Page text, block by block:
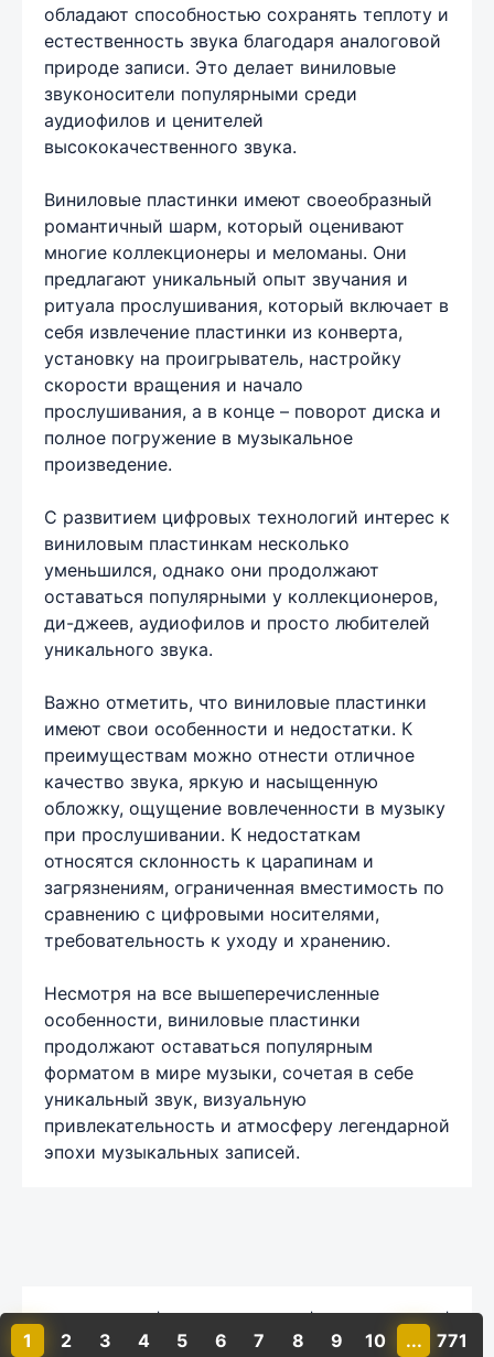
1 2 3 4 5 6 7 8 9 10 ... 771
обладают способностью сохранять теплоту и
естественность звука благодаря аналоговой
природе записи. Это делает виниловые
звуконосители популярными среди
аудиофилов и ценителей
высококачественного звука.
Виниловые пластинки имеют своеобразный
романтичный шарм, который оценивают
многие коллекционеры и меломаны. Они
предлагают уникальный опыт звучания и
ритуала прослушивания, который включает в
себя извлечение пластинки из конверта,
установку на проигрыватель, настройку
скорости вращения и начало
прослушивания, а в конце – поворот диска и
полное погружение в музыкальное
произведение.
С развитием цифровых технологий интерес к
виниловым пластинкам несколько
уменьшился, однако они продолжают
оставаться популярными у коллекционеров,
ди-джеев, аудиофилов и просто любителей
уникального звука.
Важно отметить, что виниловые пластинки
имеют свои особенности и недостатки. К
преимуществам можно отнести отличное
качество звука, яркую и насыщенную
обложку, ощущение вовлеченности в музыку
при прослушивании. К недостаткам
относятся склонность к царапинам и
загрязнениям, ограниченная вместимость по
сравнению с цифровыми носителями,
требовательность к уходу и хранению.
Несмотря на все вышеперечисленные
особенности, виниловые пластинки
продолжают оставаться популярным
форматом в мире музыки, сочетая в себе
уникальный звук, визуальную
привлекательность и атмосферу легендарной
эпохи музыкальных записей.
Комментарии
Политика конфиденциальности